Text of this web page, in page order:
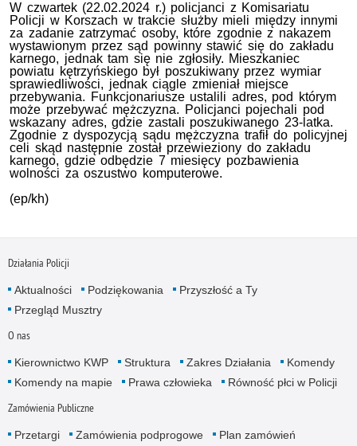
W czwartek (22.02.2024 r.) policjanci z Komisariatu
Policji w Korszach w trakcie służby mieli między innymi
za zadanie zatrzymać osoby, które zgodnie z nakazem
wystawionym przez sąd powinny stawić się do zakładu
karnego, jednak tam się nie zgłosiły. Mieszkaniec
powiatu kętrzyńskiego był poszukiwany przez wymiar
sprawiedliwości, jednak ciągle zmieniał miejsce
przebywania. Funkcjonariusze ustalili adres, pod którym
może przebywać mężczyzna. Policjanci pojechali pod
wskazany adres, gdzie zastali poszukiwanego 23-latka.
Zgodnie z dyspozycją sądu mężczyzna trafił do policyjnej
celi skąd następnie został przewieziony do zakładu
karnego, gdzie odbędzie 7 miesięcy pozbawienia
wolności za oszustwo komputerowe.
(ep/kh)
Działania Policji
Aktualności Podziękowania
Przyszłość a Ty
Przegląd Musztry
O nas
Kierownictwo KWP Struktura Zakres Działania
Komendy
Komendy na mapie
Prawa człowieka Równość płci w Policji
Zamówienia Publiczne
Przetargi Zamówienia podprogowe
Plan zamówień